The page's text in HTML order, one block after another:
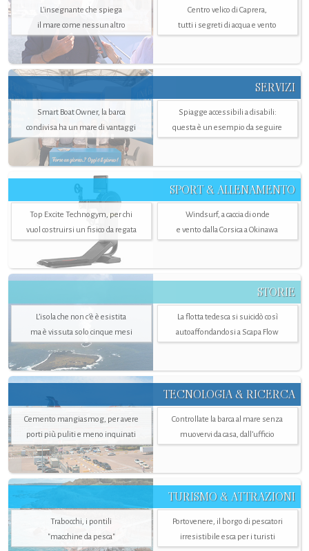
L'insegnante che spiega
il mare come nessun altro
Centro velico di Caprera,
tutti i segreti di acqua e vento
SERVIZI
Smart Boat Owner, la barca
condivisa ha un mare di vantaggi
Spiagge accessibili a disabili:
questa è un esempio da seguire
SPORT & ALLENAMENTO
Top Excite Technogym, per chi
vuol costruirsi un fisico da regata
Windsurf, a caccia di onde
e vento dalla Corsica a Okinawa
STORIE
L’isola che non c'è è esistita
ma è vissuta solo cinque mesi
La flotta tedesca si suicidò così
autoaffondandosi a Scapa Flow
TECNOLOGIA & RICERCA
Cemento mangiasmog, per avere
porti più puliti e meno inquinati
Controllate la barca al mare senza
muovervi da casa, dall’ufficio
TURISMO & ATTRAZIONI
Trabocchi, i pontili
"macchine da pesca"
Portovenere, il borgo di pescatori
irresistibile esca per i turisti